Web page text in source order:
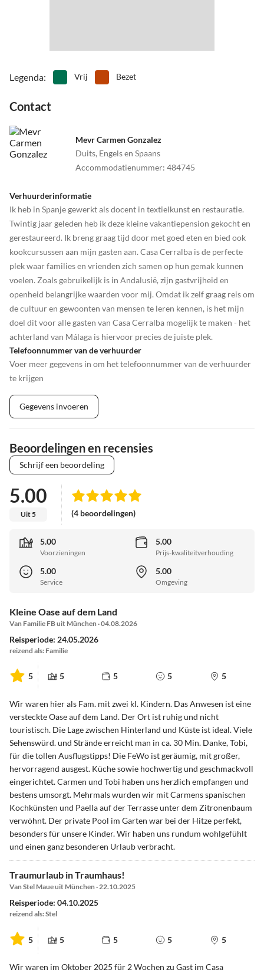
Legenda: Vrij Bezet
Contact
Mevr Carmen Gonzalez
Duits, Engels en Spaans
Accommodatienummer: 484745
Verhuurderinformatie
Ik heb in Spanje gewerkt als docent in textielkunst en restauratie.
Twintig jaar geleden heb ik deze kleine vakantiepension gekocht en
gerestaureerd. Ik breng graag tijd door met goed eten en bied ook
kookcursussen aan mijn gasten aan. Casa Cerralba is de perfecte
plek waar families en vrienden zich samen op hun gemak kunnen
voelen. Zoals gebruikelijk is in Andalusië, zijn gastvrijheid en
openheid belangrijke waarden voor mij. Omdat ik zelf graag reis om
de cultuur en gewoonten van mensen te leren kennen, is het mijn
doel dit voor alle gasten van Casa Cerralba mogelijk te maken - het
achterland van Málaga is hiervoor precies de juiste plek.
Telefoonnummer van de verhuurder
Voer meer gegevens in om het telefoonnummer van de verhuurder
te krijgen
Gegevens invoeren
Beoordelingen en recensies
Schrijf een beoordeling
5.00
Uit 5 (4 beoordelingen)
5.00
Voorzieningen
5.00
Prijs-kwaliteitverhouding
5.00
Service
5.00
Omgeving
Kleine Oase auf dem Land
Van Familie FB uit München · 04.08.2026
Reisperiode: 24.05.2026
reizend als: Familie
5 5 5 5 5
Wir waren hier als Fam. mit zwei kl. Kindern. Das Anwesen ist eine
versteckte Oase auf dem Land. Der Ort ist ruhig und nicht
touristisch. Die Lage zwischen Hinterland und Küste ist ideal. Viele
Sehenswürd. und Strände erreicht man in ca. 30 Min. Danke, Tobi,
für die tollen Ausflugstipps! Die FeWo ist geräumig, mit großer,
hervorragend ausgest. Küche sowie hochwertig und geschmackvoll
eingerichtet. Carmen und Tobi haben uns herzlich empfangen und
bestens umsorgt. Mehrmals wurden wir mit Carmens spanischen
Kochkünsten und Paella auf der Terrasse unter dem Zitronenbaum
verwöhnt. Der private Pool im Garten war bei der Hitze perfekt,
besonders für unsere Kinder. Wir haben uns rundum wohlgefühlt
und einen ganz besonderen Urlaub verbracht.
Traumurlaub in Traumhaus!
Van Stel Maue uit München · 22.10.2025
Reisperiode: 04.10.2025
reizend als: Stel
5 5 5 5 5
Wir waren im Oktober 2025 für 2 Wochen zu Gast im Casa